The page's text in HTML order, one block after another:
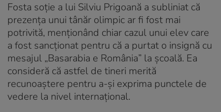
Fosta soție a lui Silviu Prigoană a subliniat că
prezența unui tânăr olimpic ar fi fost mai
potrivită, menționând chiar cazul unui elev care
a fost sancționat pentru că a purtat o insignă cu
mesajul „Basarabia e România” la școală. Ea
consideră că astfel de tineri merită
recunoaștere pentru a-și exprima punctele de
vedere la nivel internațional.